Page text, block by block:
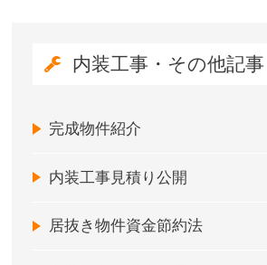
内装工事・その他記事
完成物件紹介
内装工事見積り公開
居抜き物件資金節約法